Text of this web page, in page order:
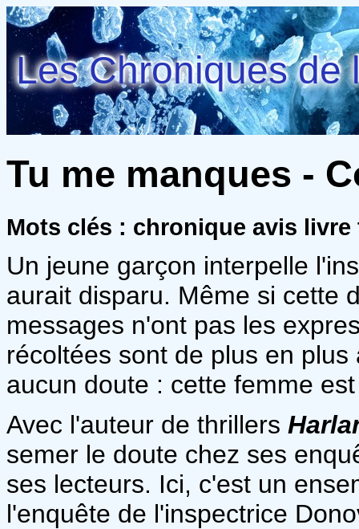
Les Chroniques de
Tu me manques -
Mots clés : chronique avis
Un jeune garçon interpelle
aurait disparu. Même si cette
messages n'ont pas les
récoltées sont de plus en
aucun doute : cette femme
Avec l'auteur de thrillers
semer le doute chez ses
ses lecteurs. Ici, c'est un
l'enquête de l'inspectrice